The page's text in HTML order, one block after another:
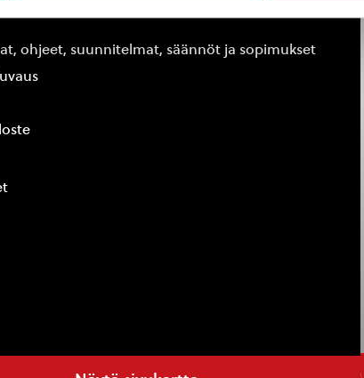
ohjeet, suunnitelmat, säännöt ja sopimukset